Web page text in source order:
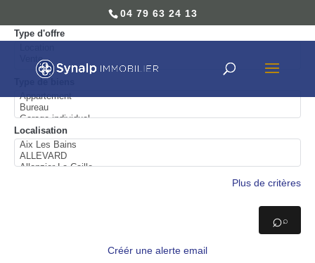
04 79 63 24 13
Type d'offre
Localisation
Plus de critères
⌕
Créér une alerte email
04 79 63 24 13